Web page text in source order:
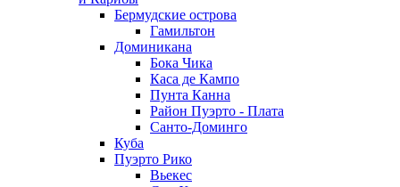
Бермудские острова
Гамильтон
Доминикана
Бока Чика
Каса де Кампо
Пунта Канна
Район Пуэрто - Плата
Санто-Доминго
Куба
Пуэрто Рико
Вьекес